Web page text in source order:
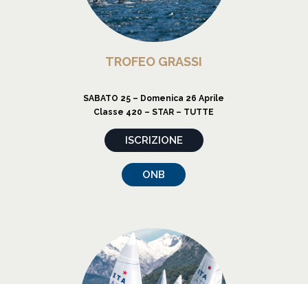
TROFEO GRASSI
SABATO 25 – Domenica 26 Aprile
Classe 420 – STAR – TUTTE
ISCRIZIONE
ONB